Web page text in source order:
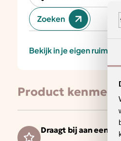
Zoeken
Bekijk in je eigen ruimte
Product
Draagt bij aan een